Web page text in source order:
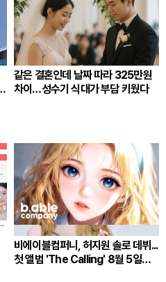
같은 결혼인데 날짜 따라 325만원
차이…성수기 식대가 부담 키웠다
비에이블컴퍼니, 허지원 솔로 데뷔...
첫 앨범 'The Calling' 8월 5일